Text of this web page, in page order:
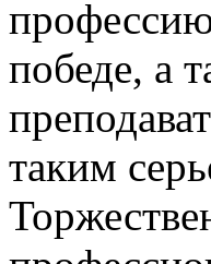
победе, а
таким